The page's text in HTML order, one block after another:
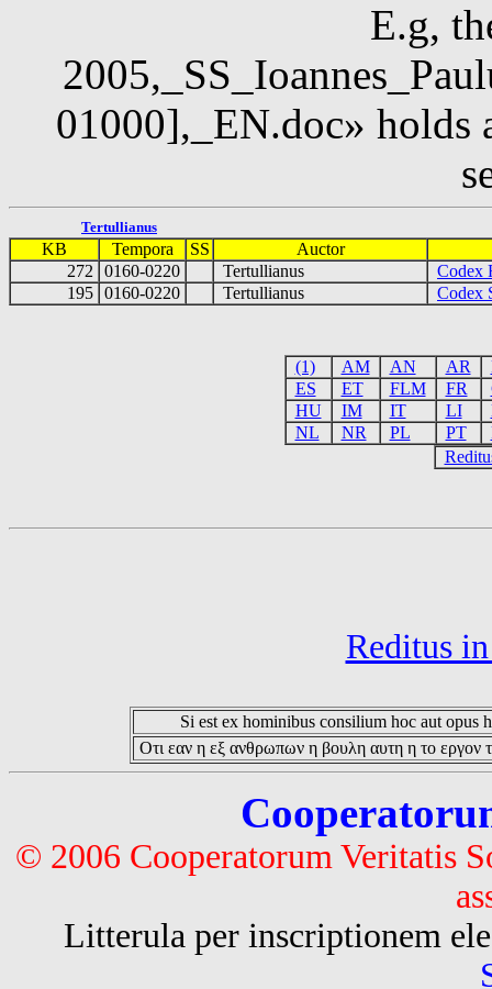
E.g,
01000],_EN.doc» holds
Tertullianus
KB Tempora SS
Auctor
272
0160-0220 Tertullianus
Codex
195 0160-0220 Tertullianus Codex
(1) AM AN AR
ES
ET FLM FR
HU
IM IT LI
NL
NR PL PT
Reditus
Si est ex hominibus consilium hoc aut opus
Οτι εαν η εξ ανθρωπων η βουλη αυτη η το εργον
© 2006 Cooperatorum Veritatis
Litterula per inscriptionem